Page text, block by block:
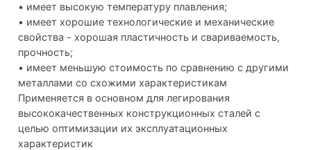
• имеет высокую температуру плавления;
• имеет хорошие технологические и механические
свойства - хорошая пластичность и свариваемость,
прочность;
• имеет меньшую стоимость по сравнению с другими
металлами со схожими характеристикам
Применяется в основном для легирования
высококачественных конструкционных сталей с
целью оптимизации их эксплуатационных
характеристик